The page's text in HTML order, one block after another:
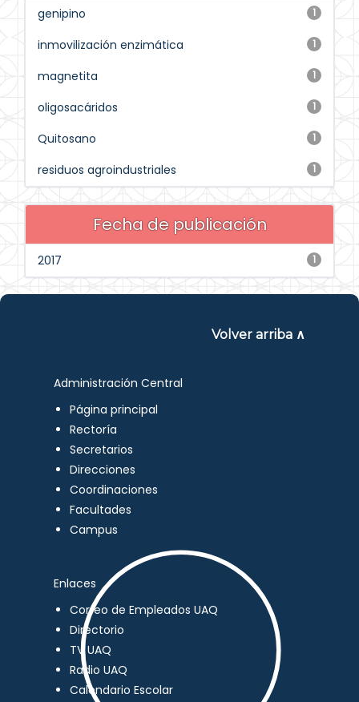
1
genipino
1
inmovilización enzimática
1
magnetita
1
oligosacáridos
1
Quitosano
1
residuos agroindustriales
Fecha de publicación
1
2017
Volver arriba ∧
Administración Central
Página principal
Rectoría
Secretarios
Direcciones
Coordinaciones
Facultades
Campus
Enlaces
Correo de Empleados UAQ
Directorio
TV UAQ
Radio UAQ
Calendario Escolar